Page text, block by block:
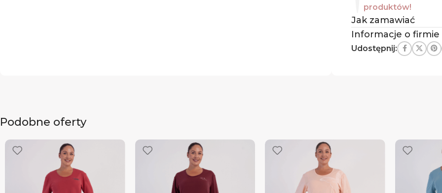
produktów!
Jak zamawiać
Informacje o firmie
Udostępnij:
Podobne oferty